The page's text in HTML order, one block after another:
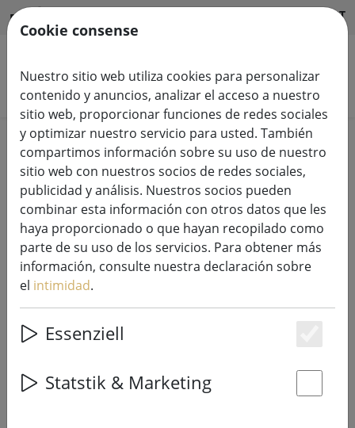
ES HILFE & SUPPORT
Buscar productos
Home Luces de hadas
Kaemingk Lumineo LED luces de
hadas Basic con dimmer 40 LED
blanco cálido exterior 3 m
transparente
Cookie consense
Nuestro sitio web utiliza cookies para personalizar
contenido y anuncios, analizar el acceso a nuestro
sitio web, proporcionar funciones de redes sociales
y optimizar nuestro servicio para usted. También
compartimos información sobre su uso de nuestro
sitio web con nuestros socios de redes sociales,
publicidad y análisis. Nuestros socios pueden
combinar esta información con otros datos que les
haya proporcionado o que hayan recopilado como
parte de su uso de los servicios. Para obtener más
información, consulte nuestra declaración sobre
el intimidad.
Essenziell
Statstik & Marketing